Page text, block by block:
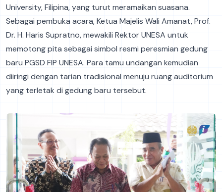
University, Filipina, yang turut meramaikan suasana.
Sebagai pembuka acara, Ketua Majelis Wali Amanat, Prof.
Dr. H. Haris Supratno, mewakili Rektor UNESA untuk
memotong pita sebagai simbol resmi peresmian gedung
baru PGSD FIP UNESA. Para tamu undangan kemudian
diiringi dengan tarian tradisional menuju ruang auditorium
yang terletak di gedung baru tersebut.